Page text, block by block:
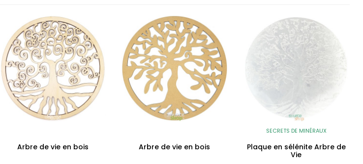
Arbre de vie en bois Arbre de vie en bois
SECRETS DE MINÉRAUX
Plaque en sélénite Arbre de
Vie